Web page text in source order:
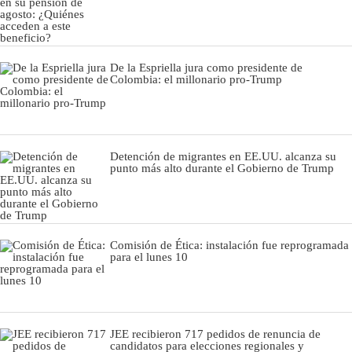
De la Espriella jura como presidente de
Colombia: el millonario pro-Trump
Detención de migrantes en EE.UU. alcanza su
punto más alto durante el Gobierno de Trump
Comisión de Ética: instalación fue reprogramada
para el lunes 10
JEE recibieron 717 pedidos de renuncia de
candidatos para elecciones regionales y